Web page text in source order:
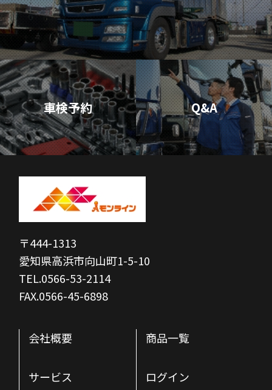
車検予約 Q&A
〒444-1313
愛知県高浜市向山町1-5-10
TEL.0566-53-2114
FAX.0566-45-6898
会社概要
サービス
商品一覧
ログイン